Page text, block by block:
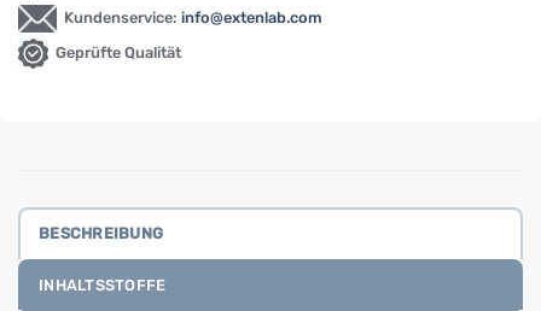
Kundenservice: info@extenlab.com
Geprüfte Qualität
BESCHREIBUNG
INHALTSSTOFFE